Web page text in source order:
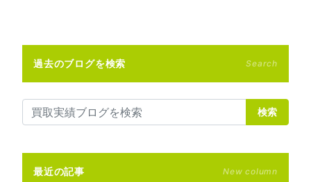
過去のブログを検索 Search
検索
最近の記事 New column